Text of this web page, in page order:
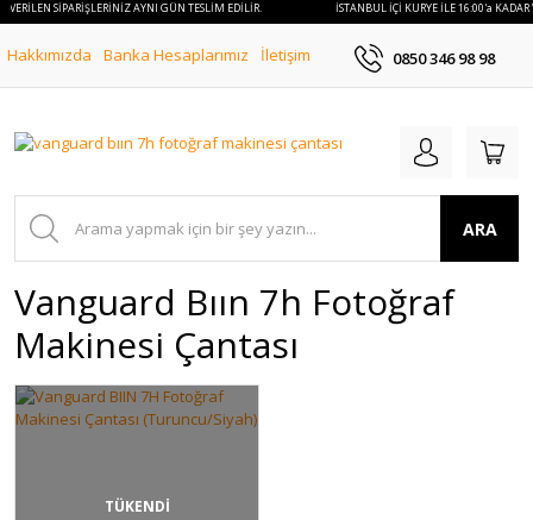
VERİLEN SİPARİŞLERİNİZ AYNI GÜN TESLİM EDİLİR. İSTANBUL İÇİ KURYE İLE 16:00'a
Hakkımızda Banka Hesaplarımız İletişim 0850 346 98 98
ARA
Vanguard Bıın 7h Fotoğraf
Makinesi Çantası
TÜKENDİ